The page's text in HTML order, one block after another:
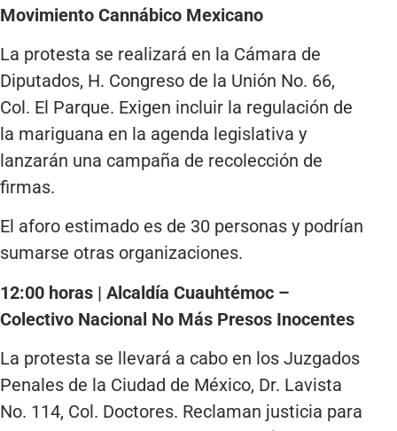
Movimiento Cannábico Mexicano
La protesta se realizará en la Cámara de
Diputados, H. Congreso de la Unión No. 66,
Col. El Parque. Exigen incluir la regulación de
la mariguana en la agenda legislativa y
lanzarán una campaña de recolección de
firmas.
El aforo estimado es de 30 personas y podrían
sumarse otras organizaciones.
12:00 horas | Alcaldía Cuauhtémoc –
Colectivo Nacional No Más Presos Inocentes
La protesta se llevará a cabo en los Juzgados
Penales de la Ciudad de México, Dr. Lavista
No. 114, Col. Doctores. Reclaman justicia para